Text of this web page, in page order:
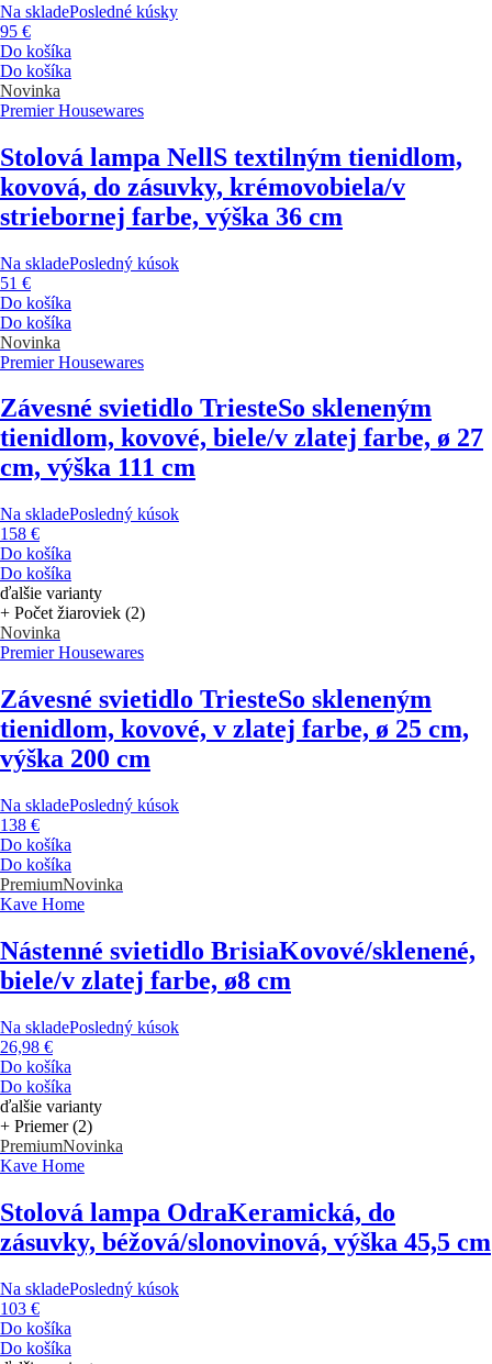
Na skladePosledné kúsky
95 €
Do košíka
Do košíka
Novinka
Premier Housewares
Stolová lampa NellS textilným tienidlom,
kovová, do zásuvky, krémovobiela/v
striebornej farbe, výška 36 cm
Na skladePosledný kúsok
51 €
Do košíka
Do košíka
Novinka
Premier Housewares
Závesné svietidlo TriesteSo skleneným
tienidlom, kovové, biele/v zlatej farbe, ø 27
cm, výška 111 cm
Na skladePosledný kúsok
158 €
Do košíka
Do košíka
ďalšie varianty
+ Počet žiaroviek (2)
Novinka
Premier Housewares
Závesné svietidlo TriesteSo skleneným
tienidlom, kovové, v zlatej farbe, ø 25 cm,
výška 200 cm
Na skladePosledný kúsok
138 €
Do košíka
Do košíka
PremiumNovinka
Kave Home
Nástenné svietidlo BrisiaKovové/sklenené,
biele/v zlatej farbe, ø8 cm
Na skladePosledný kúsok
26,98 €
Do košíka
Do košíka
ďalšie varianty
+ Priemer (2)
PremiumNovinka
Kave Home
Stolová lampa OdraKeramická, do
zásuvky, béžová/slonovinová, výška 45,5 cm
Na skladePosledný kúsok
103 €
Do košíka
Do košíka